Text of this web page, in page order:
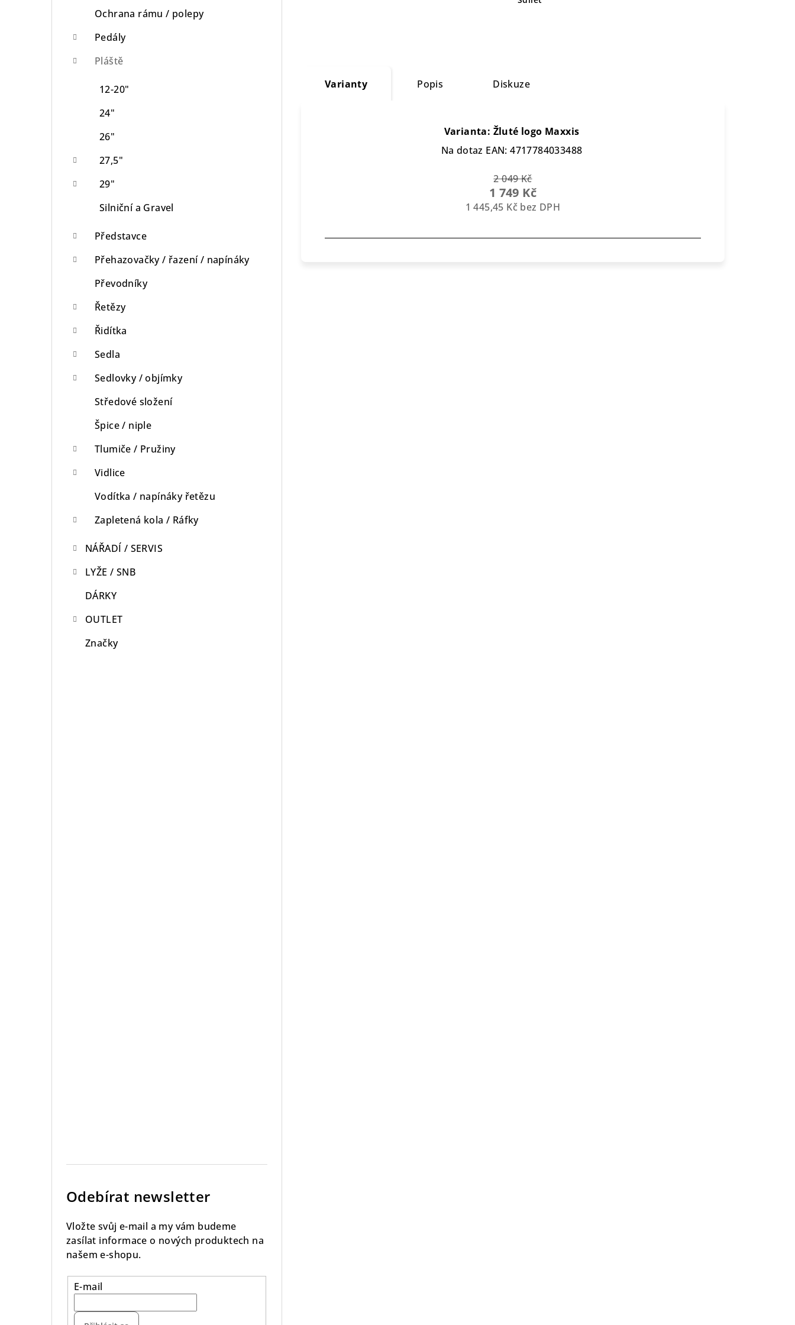
Ochrana rámu / polepy
Pedály
Pláště
12-20"
24"
26"
27,5"
29"
Silniční a Gravel
Představce
Přehazovačky / řazení / napínáky
Převodníky
Řetězy
Řidítka
Sedla
Sedlovky / objímky
Středové složení
Špice / niple
Tlumiče / Pružiny
Vidlice
Vodítka / napínáky řetězu
Zapletená kola / Ráfky
NÁŘADÍ / SERVIS
LYŽE / SNB
DÁRKY
OUTLET
Značky
Odebírat newsletter
Vložte svůj e-mail a my vám budeme
zasílat informace o nových produktech na
našem e-shopu.
E-mail
Varianty Popis Diskuze
Varianta: Žluté logo Maxxis
Na dotaz EAN: 4717784033488
2 049 Kč
1 749 Kč
1 445,45 Kč bez DPH